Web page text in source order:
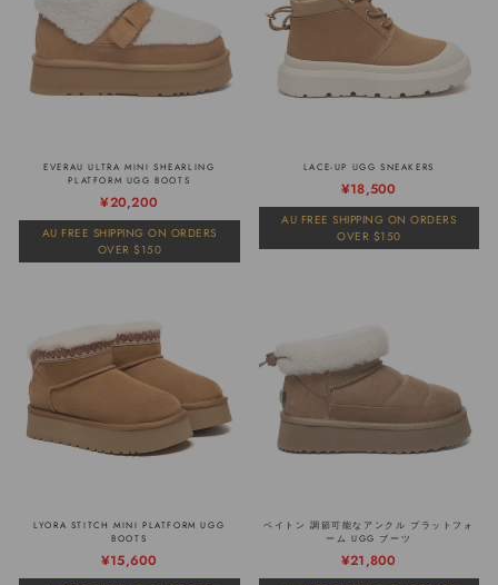
EVERAU ULTRA MINI SHEARLING
PLATFORM UGG BOOTS
通
常
価
格
販
売
価
格
¥20,200
AU FREE SHIPPING ON ORDERS
OVER $150
LACE-UP UGG SNEAKERS
通
常
価
格
販
売
価
格
¥18,500
AU FREE SHIPPING ON ORDERS
OVER $150
LYORA STITCH MINI PLATFORM UGG
BOOTS
通
常
販
売
¥15,600
ペイトン 調節可能なアンクル プラットフォ
ーム UGG ブーツ
¥21,800